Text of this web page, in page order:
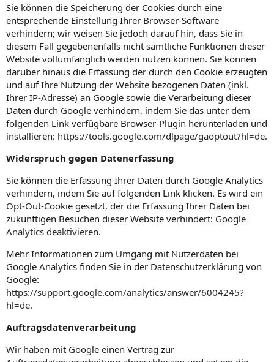
Sie können die Speicherung der Cookies durch eine
entsprechende Einstellung Ihrer Browser-Software
verhindern; wir weisen Sie jedoch darauf hin, dass Sie in
diesem Fall gegebenenfalls nicht sämtliche Funktionen dieser
Website vollumfänglich werden nutzen können. Sie können
darüber hinaus die Erfassung der durch den Cookie erzeugten
und auf Ihre Nutzung der Website bezogenen Daten (inkl.
Ihrer IP-Adresse) an Google sowie die Verarbeitung dieser
Daten durch Google verhindern, indem Sie das unter dem
folgenden Link verfügbare Browser-Plugin herunterladen und
installieren: https://tools.google.com/dlpage/gaoptout?hl=de.
Widerspruch gegen Datenerfassung
Sie können die Erfassung Ihrer Daten durch Google Analytics
verhindern, indem Sie auf folgenden Link klicken. Es wird ein
Opt-Out-Cookie gesetzt, der die Erfassung Ihrer Daten bei
zukünftigen Besuchen dieser Website verhindert: Google
Analytics deaktivieren.
Mehr Informationen zum Umgang mit Nutzerdaten bei
Google Analytics finden Sie in der Datenschutzerklärung von
Google:
https://support.google.com/analytics/answer/6004245?
hl=de.
Auftragsdatenverarbeitung
Wir haben mit Google einen Vertrag zur